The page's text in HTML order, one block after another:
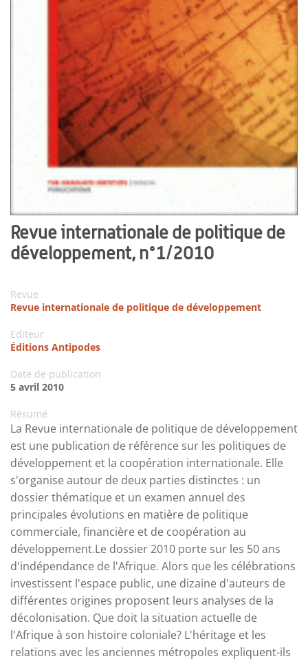
Revue internationale de politique de
développement, n°1/2010
Revue
Revue internationale de politique de développement
Editeur
Éditions Antipodes
Date de publication
5 avril 2010
Résumé
La Revue internationale de politique de développement
est une publication de référence sur les politiques de
développement et la coopération internationale. Elle
s'organise autour de deux parties distinctes : un
dossier thématique et un examen annuel des
principales évolutions en matière de politique
commerciale, financière et de coopération au
développement.Le dossier 2010 porte sur les 50 ans
d'indépendance de l'Afrique. Alors que les célébrations
investissent l'espace public, une dizaine d'auteurs de
différentes origines proposent leurs analyses de la
décolonisation. Que doit la situation actuelle de
l'Afrique à son histoire coloniale? L'héritage et les
relations avec les anciennes métropoles expliquent-ils